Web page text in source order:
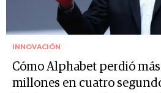
INNOVACIÓN
Cómo Alphabet perdió
millones en cuatro